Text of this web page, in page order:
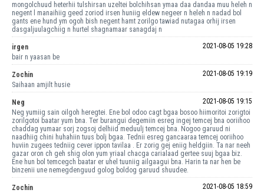
mongolchuud heterhii tulshirsan uzeltei bolchihsan ymaa daa dandaa muu heleh n
negent l manaihiig geed zoriod irsen huniig eldew negeer n heleh n nadad bol
gants ene hund ym ogoh bish negent hamt zorilgo tawiad nutagaa orhij irsen
dasgaljuulagchiig n hurtel shagnamaar sanagdaj n
irgen
2021-08-05 19:28
bair n yaasan be
Zochin
2021-08-05 19:19
Saihaan amjilt husie
Neg
2021-08-05 19:15
Neg yumiig sain oilgoh heregtei. Ene bol odoo cagt bgaa bosoo hiimoritoi zorigtoi
zorilgotoi baatar yum bna. Ter burangui degemiin esreg ingej temcej bna ooriihoo
chaddag yumaar sorj zogsoj delhiid meduulj temcej bna. Nogoo garuud ni
naadhiig chini huhahiin tuus bolj bgaa. Tednii esreg gancaaraa temcej ooriihoo
huviin zugees tedniig cever ippon tavilaa . Er zorig gej eniig heldgiin. Ta nar neeh
gazar oron ch geh shig olon yum yriaal chacga carialaad gertee suuj bgaa biz.
Ene hun bol temcegch baatar er uhel tuuniig ailgaagui bna. Harin ta nar hen be
binzenii une nemegdenguud golog boldog garuud shuudee.
Zochin
2021-08-05 18:59